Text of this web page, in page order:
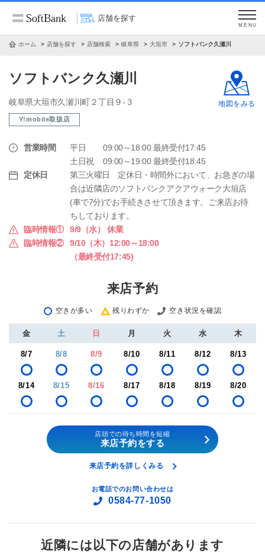
店舗を探す
MENU
ホーム 店舗を探す 店舗検索 岐阜県 大垣市 ソフトバンク久瀬川
ソフトバンク久瀬川
岐阜県大垣市久瀬川町２丁目９‐３
Y!mobile取扱店
営業時間 平日
09:00～18:00 最終受付17:45
土日祝
09:00～19:00 最終受付18:45
定休日
第三火曜日 定休日・時間外において、お急ぎの場
合は近隣店のソフトバンクアクアウォーク大垣店
(車で7分)でお手続きさせて頂きます。ご来店お待
ちしております。
臨時情報①
9/9（水） 休業
臨時情報②
9/10（木）12:00～18:00
（最終受付17:45)
地図をみる
来店予約
空きが多い 残りわずか 空き状況を確認
金 土 日 月 火 水 木
8/7 8/8 8/9 8/10 8/11 8/12 8/13
8/14 8/15 8/16 8/17 8/18 8/19 8/20
店頭での待ち時間を短縮
来店予約をする
来店予約を詳しくみる
お電話でのお問い合わせは
0584-77-1050
近隣には以下の店舗があります